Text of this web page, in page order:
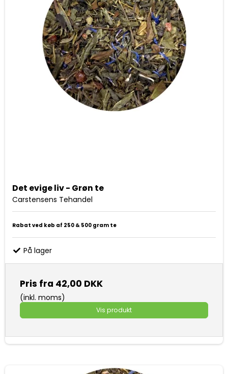
Det evige liv - Grøn te
Carstensens Tehandel
Rabat ved køb af 250 & 500 gram te
På lager
Pris fra 42,00 DKK
(inkl. moms)
Vis produkt